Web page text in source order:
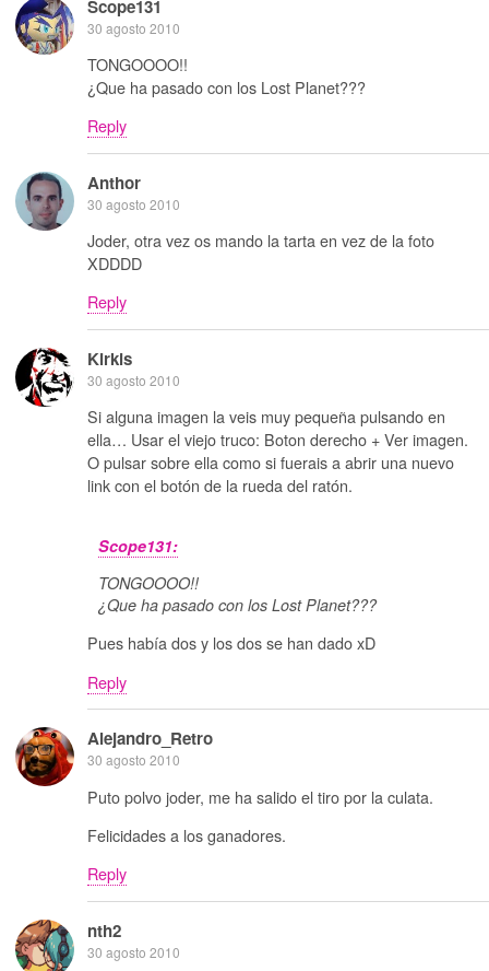
Scope131
30 agosto 2010
TONGOOOO!!
¿Que ha pasado con los Lost Planet???
Reply
Anthor
30 agosto 2010
Joder, otra vez os mando la tarta en vez de la foto
XDDDD
Reply
Kirkis
30 agosto 2010
Si alguna imagen la veis muy pequeña pulsando en
ella… Usar el viejo truco: Boton derecho + Ver imagen.
O pulsar sobre ella como si fuerais a abrir una nuevo
link con el botón de la rueda del ratón.
Scope131:
TONGOOOO!!
¿Que ha pasado con los Lost Planet???
Pues había dos y los dos se han dado xD
Reply
Alejandro_Retro
30 agosto 2010
Puto polvo joder, me ha salido el tiro por la culata.
Felicidades a los ganadores.
Reply
nth2
30 agosto 2010